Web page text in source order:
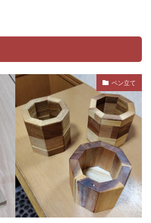
ペン立て